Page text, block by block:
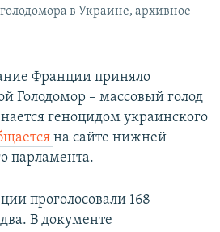
в Украине, архивное
Франции приняло
Голодомор – массовый голод
геноцидом украинского
на сайте нижней
парламента.
проголосовали 168
В документе